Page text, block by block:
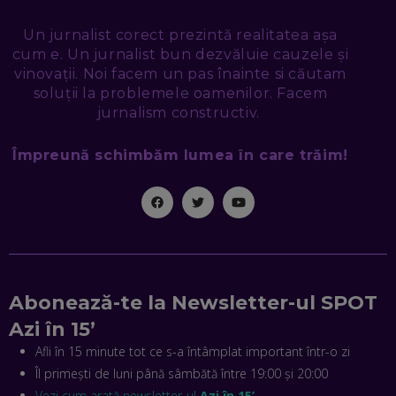
NICOLAE ȚIBRIGAN, DIGITAL FORENSIC TEAM: CUM ÎȚI DAI
SEAMA CĂ CINEVA ÎNCEARCĂ SĂ TE MANIPULEZE, ONLINE.
CE-AM ÎNVĂȚAT DIN EPISODUL GEORGESCU
EP. 46
MIHAI CEPOI, JOBFUL: SCHIMBĂM MODUL ÎN CARE APLICI
DISPECERAT AUTOMAT DE PE PIAȚĂ! CUM POATE
REVOLUȚIONA LIVRĂRILE RAPIDE, DIN ROMÂNIA PÂNĂ ÎN
ASIA
EP. 43
Un jurnalist corect prezintă realitatea așa
cum e. Un jurnalist bun dezvăluie cauzele și
vinovații. Noi facem un pas înainte si căutam
soluții la problemele oamenilor. Facem
jurnalism constructiv.
Împreună schimbăm lumea în care trăim!
Abonează-te la Newsletter-ul SPOT
Azi în 15’
Afli în 15 minute tot ce s-a întâmplat important într-o zi
Îl primești de luni până sâmbătă între 19:00 și 20:00